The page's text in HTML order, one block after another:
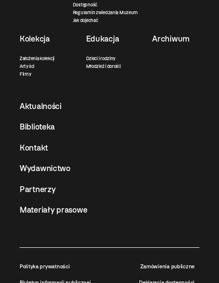
Dostępność
Regulamin zwiedzania Muzeum
Jak dojechać
Kolekcja
Założenia kolekcji
Artyści
Filmy
Edukacja
Dzieci i rodziny
Młodzież i dorośli
Archiwum
Aktualności
Biblioteka
Kontakt
Wydawnictwo
Partnerzy
Materiały prasowe
Polityka prywatności Zamówienia publiczne